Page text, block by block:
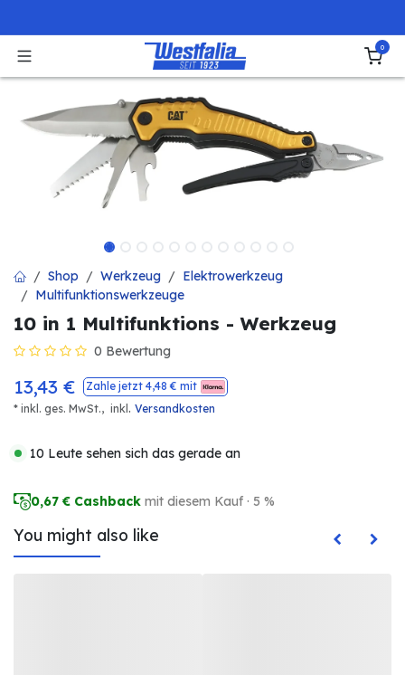
0
Shop Werkzeug
Elektrowerkzeug
Multifunktionswerkzeuge
10 in 1 Multifunktions - Werkzeug
0 Bewertung
13,43 € Zahle jetzt 4,48 € mit
* inkl. ges. MwSt., inkl. Versandkosten
10 Leute sehen sich das gerade an
0,67 € Cashback mit diesem Kauf · 5 %
You might also like